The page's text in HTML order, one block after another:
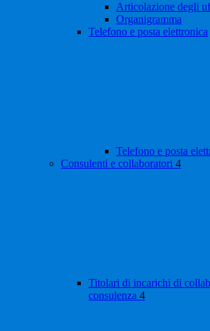
Articolazione degli
Organigramma
Telefono e posta elettronica
Telefono e posta
Consulenti e collaboratori 4
Titolari di incarichi di
consulenza 4